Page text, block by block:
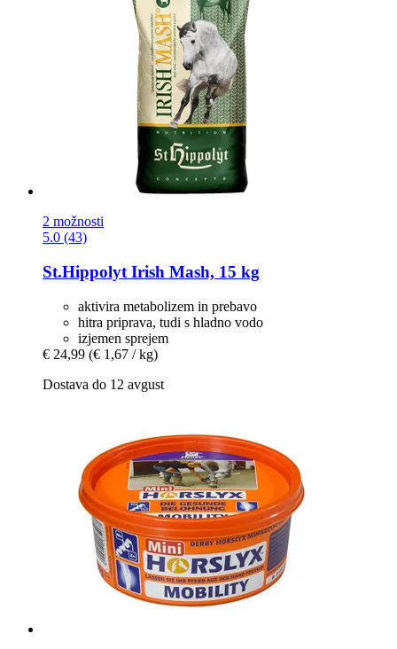
2 možnosti
5.0 (43)
St.Hippolyt Irish Mash, 15 kg
aktivira metabolizem in prebavo
hitra priprava, tudi s hladno vodo
izjemen sprejem
€ 24,99 (€ 1,67 / kg)
Dostava do 12 avgust